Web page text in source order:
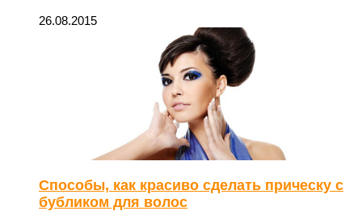
26.08.2015
Способы, как красиво сделать прическу с
бубликом для волос